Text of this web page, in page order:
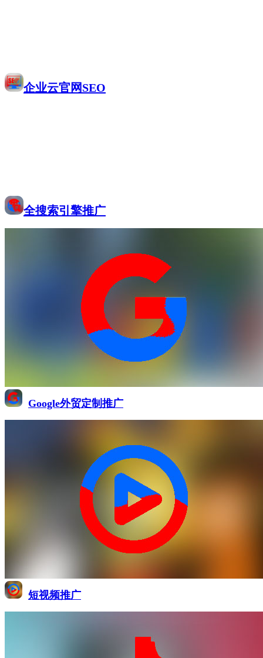
企业云官网SEO
全搜索引擎推广
Google外贸定制推广
短视频推广